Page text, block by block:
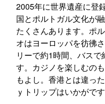
2005年に世界遺産に登
国とポルトガル文化が
たくさんあります。ポ
オはヨーロッパを彷彿
リーで約1時間、バス
す。カジノを楽しむの
もよし。香港とは違っ
ｙトリップはいかがで